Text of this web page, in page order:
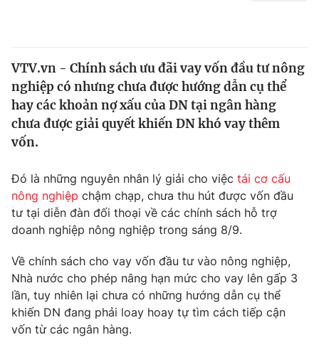
Thế giới
Tin tức
Thế giới đó đây
Kinh tế
Tài chính
Thị trường
Góc doanh nghiệp
Truyền hình
Phim VTV
Hậu trường
Nhân vật
Khán giả
Giải trí
Điện ảnh
Âm nhạc
Sao
Đời sống
Du lịch
Làm đẹp
Giáo dục
VTV.vn - Chính sách ưu đãi vay vốn đầu tư nông
nghiệp có nhưng chưa được hướng dẫn cụ thể
hay các khoản nợ xấu của DN tại ngân hàng
chưa được giải quyết khiến DN khó vay thêm
vốn.
Đó là những nguyên nhân lý giải cho việc tái cơ cấu
nông nghiệp chậm chạp, chưa thu hút được vốn đầu
tư tại diễn đàn đối thoại về các chính sách hỗ trợ
doanh nghiệp nông nghiệp trong sáng 8/9.
Về chính sách cho vay vốn đầu tư vào nông nghiệp,
Nhà nước cho phép nâng hạn mức cho vay lên gấp 3
lần, tuy nhiên lại chưa có những hướng dẫn cụ thể
khiến DN đang phải loay hoay tự tìm cách tiếp cận
vốn từ các ngân hàng.